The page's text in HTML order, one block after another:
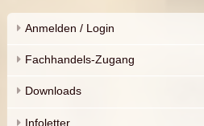
Anmelden / Login
Fachhandels-Zugang
Downloads
Infoletter